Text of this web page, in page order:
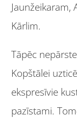
Jaunžeikaram,
Kārlim.
Tāpēc
Kopštālei
ekspresīvie
pazīstami.